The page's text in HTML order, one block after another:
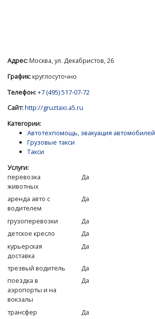
Адрес:Москва, ул. Декабристов, 26
График:круглосуточно
Телефон:+7 (495) 517-07-72
Сайт:http://gruztaxi.a5.ru
Категории:
Автотехпомощь, эвакуация автомобилей
Грузовые такси
Такси
Услуги:
перевозка
животных
Да
аренда авто с
водителем
Да
грузоперевозки
Да
детское кресло
Да
курьерская
доставка
Да
трезвый водитель
Да
поездка в
аэропорты и на
вокзалы
Да
трансфер
Да